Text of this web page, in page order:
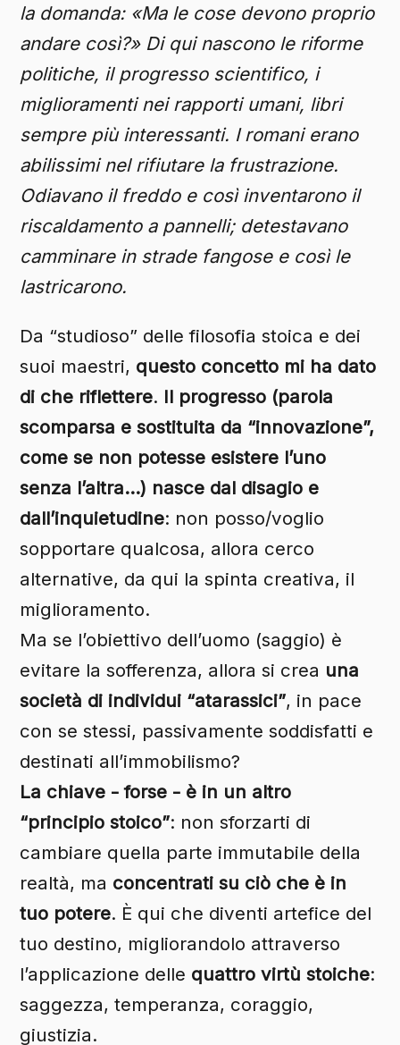
la domanda: «Ma le cose devono proprio
andare così?» Di qui nascono le riforme
politiche, il progresso scientifico, i
miglioramenti nei rapporti umani, libri
sempre più interessanti. I romani erano
abilissimi nel rifiutare la frustrazione.
Odiavano il freddo e così inventarono il
riscaldamento a pannelli; detestavano
camminare in strade fangose e così le
lastricarono.
Da “studioso” delle filosofia stoica e dei
suoi maestri, questo concetto mi ha dato
di che riflettere. Il progresso (parola
scomparsa e sostituita da “innovazione”,
come se non potesse esistere l’uno
senza l’altra…) nasce dal disagio e
dall’inquietudine: non posso/voglio
sopportare qualcosa, allora cerco
alternative, da qui la spinta creativa, il
miglioramento.
Ma se l’obiettivo dell’uomo (saggio) è
evitare la sofferenza, allora si crea una
società di individui “atarassici”, in pace
con se stessi, passivamente soddisfatti e
destinati all’immobilismo?
La chiave - forse - è in un altro
“principio stoico”: non sforzarti di
cambiare quella parte immutabile della
realtà, ma concentrati su ciò che è in
tuo potere. È qui che diventi artefice del
tuo destino, migliorandolo attraverso
l’applicazione delle quattro virtù stoiche:
saggezza, temperanza, coraggio,
giustizia.